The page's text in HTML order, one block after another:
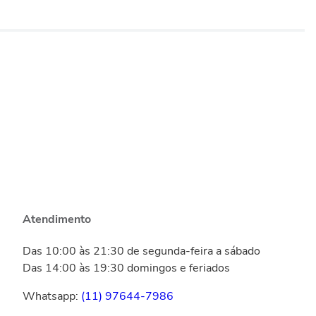
Atendimento
Das 10:00 às 21:30 de segunda-feira a sábado
Das 14:00 às 19:30 domingos e feriados
Whatsapp: (11) 97644-7986